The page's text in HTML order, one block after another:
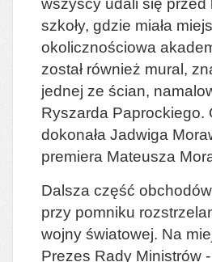
wszyscy udali się przed
szkoły, gdzie miała
okolicznościowa
został również mural,
jednej ze ścian,
Ryszarda Paprockiego.
dokonała Jadwiga
premiera Mateusza
Dalsza część
przy pomniku
wojny światowej. Na
Prezes Rady Ministrów